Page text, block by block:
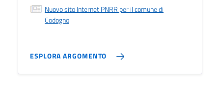
Nuovo sito Internet PNRR per il comune di
Codogno
ESPLORA ARGOMENTO